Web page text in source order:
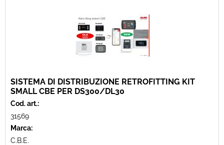
SISTEMA DI DISTRIBUZIONE RETROFITTING KIT
SMALL CBE PER DS300/DL30
Cod. art.:
31569
Marca:
C.B.E.